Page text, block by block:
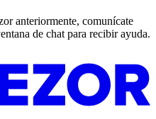
anteriormente, comunícate
de chat para recibir ayuda.